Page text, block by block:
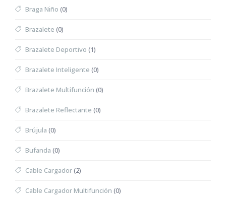
Braga Niño (0)
Brazalete (0)
Brazalete Deportivo (1)
Brazalete Inteligente (0)
Brazalete Multifunción (0)
Brazalete Reflectante (0)
Brújula (0)
Bufanda (0)
Cable Cargador(2)
Cable Cargador Multifunción (0)